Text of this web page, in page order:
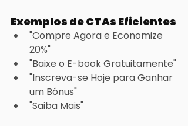
Exemplos de CTAs Eficientes
"Compre Agora e Economize
20%"
"Baixe o E-book Gratuitamente"
"Inscreva-se Hoje para Ganhar
um Bônus"
"Saiba Mais"